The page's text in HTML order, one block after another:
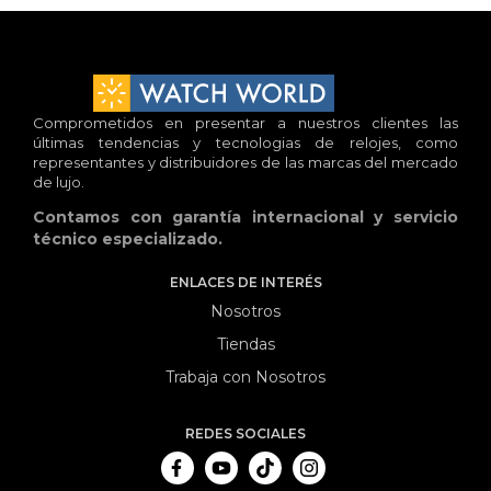
Comprometidos en presentar a nuestros clientes las
últimas tendencias y tecnologias de relojes, como
representantes y distribuidores de las marcas del mercado
de lujo.
Contamos con garantía internacional y servicio
técnico especializado.
ENLACES DE INTERÉS
Nosotros
Tiendas
Trabaja con Nosotros
REDES SOCIALES